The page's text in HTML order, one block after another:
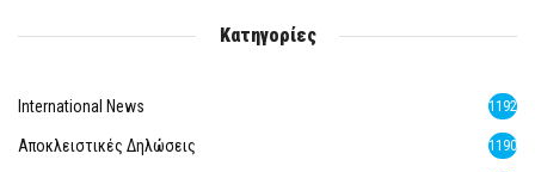
Κατηγορίες
International News 1192
Αποκλειστικές Δηλώσεις 1190